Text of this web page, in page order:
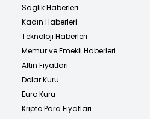
Sağlık Haberleri
Kadın Haberleri
Teknoloji Haberleri
Memur ve Emekli Haberleri
Altın Fiyatları
Dolar Kuru
Euro Kuru
Kripto Para Fiyatları